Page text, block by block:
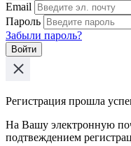
Email
Пароль
Забыли пароль?
Войти
Регистрация прошла
На Вашу электронную
подтвеждением